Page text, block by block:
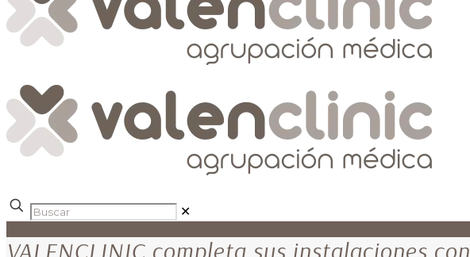
✕
VALENCLINIC completa sus instalaciones con